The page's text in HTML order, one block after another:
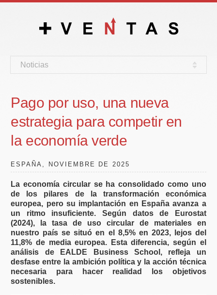
Noticias
Pago por uso, una nueva
estrategia para competir en
la economía verde
ESPAÑA, NOVIEMBRE DE 2025
La economía circular se ha consolidado como uno
de los pilares de la transformación económica
europea, pero su implantación en España avanza a
un ritmo insuficiente. Según datos de Eurostat
(2024), la tasa de uso circular de materiales en
nuestro país se situó en el 8,5% en 2023, lejos del
11,8% de media europea. Esta diferencia, según el
análisis de EALDE Business School, refleja un
desfase entre la ambición política y la acción técnica
necesaria para hacer realidad los objetivos
sostenibles.